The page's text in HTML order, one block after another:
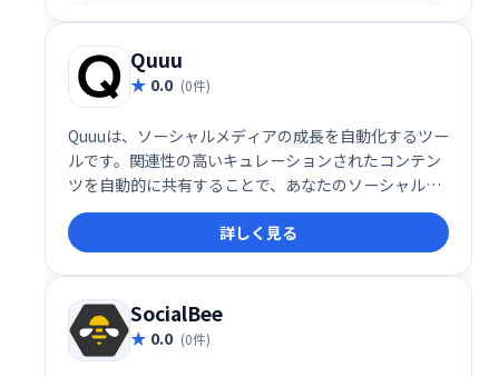
Quuu
0.0 (0件)
Quuuは、ソーシャルメディアの成長を自動化するツー
ルです。関連性の高いキュレーションされたコンテン
ツを自動的に共有することで、あなたのソーシャルメ
ディアアカウントのエンゲージメントを高め、フォロ
ワーを増やすお手伝いをします。 時間を節約し、効果
的なソーシャルメディア戦略を実現しましょう。
詳しく見る
SocialBee
0.0 (0件)